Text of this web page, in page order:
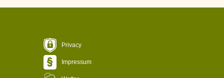
Privacy
Impressum